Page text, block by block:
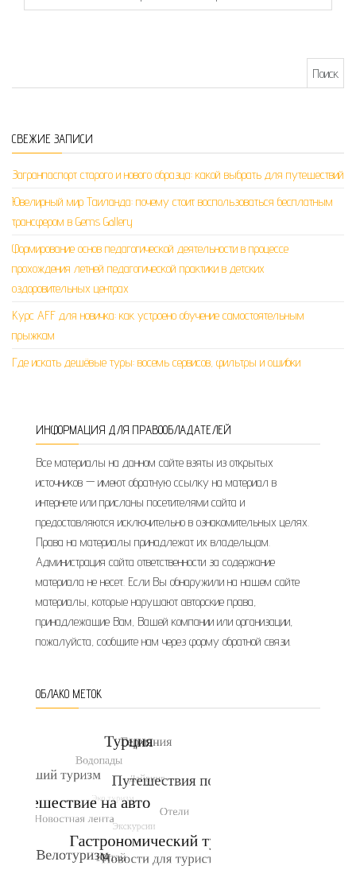
СВЕЖИЕ ЗАПИСИ
Загранпаспорт старого и нового образца: какой выбрать для путешествий
Ювелирный мир Таиланда: почему стоит воспользоваться бесплатным
трансфером в Gems Gallery
Формирование основ педагогической деятельности в процессе
прохождения летней педагогической практики в детских
оздоровительных центрах
Курс AFF для новичка: как устроено обучение самостоятельным
прыжкам
Где искать дешёвые туры: восемь сервисов, фильтры и ошибки
ИНФОРМАЦИЯ ДЛЯ ПРАВООБЛАДАТЕЛЕЙ
Все материалы на данном сайте взяты из открытых
источников — имеют обратную ссылку на материал в
интернете или присланы посетителями сайта и
предоставляются исключительно в ознакомительных целях.
Права на материалы принадлежат их владельцам.
Администрация сайта ответственности за содержание
материала не несет. Если Вы обнаружили на нашем сайте
материалы, которые нарушают авторские права,
принадлежащие Вам, Вашей компании или организации,
пожалуйста, сообщите нам через форму обратной связи.
ОБЛАКО МЕТОК